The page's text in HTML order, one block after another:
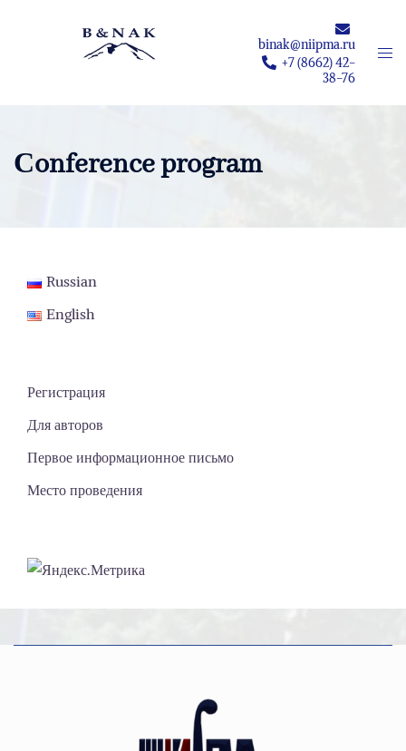
содержимому
binak@niipma.ru
+7 (8662) 42-
38-76
Сonference program
Russian
English
Регистрация
Для авторов
Первое информационное письмо
Место проведения